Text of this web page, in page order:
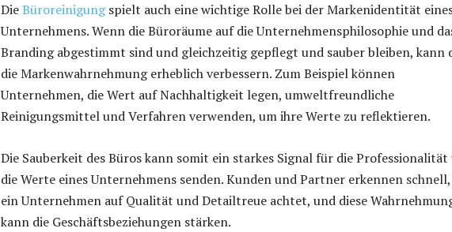
DieBüroreinigungspielt auch eine wichtige Rolle bei der Markenidentität
Unternehmens. Wenn die Büroräume auf die Unternehmensphilosophie und
Branding abgestimmt sind und gleichzeitig gepflegt und sauber bleiben, kann
die Markenwahrnehmung erheblich verbessern. Zum Beispiel können
Unternehmen, die Wert auf Nachhaltigkeit legen, umweltfreundliche
Reinigungsmittel und Verfahren verwenden, um ihre Werte zu reflektieren.
Die Sauberkeit des Büros kann somit ein starkes Signal für die Professionalität
die Werte eines Unternehmens senden. Kunden und Partner erkennen
ein Unternehmen auf Qualität und Detailtreue achtet, und diese
kann die Geschäftsbeziehungen stärken.